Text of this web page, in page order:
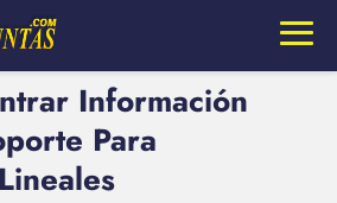
Información
Para